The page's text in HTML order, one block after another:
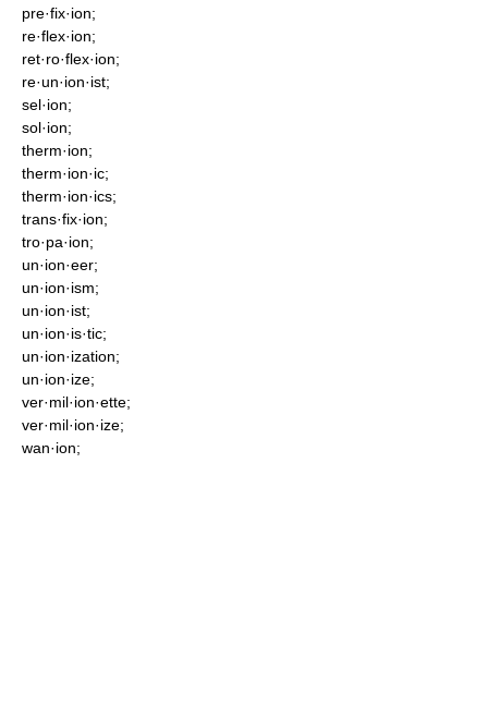
pre·fix·ion;
re·flex·ion;
ret·ro·flex·ion;
re·un·ion·ist;
sel·ion;
sol·ion;
therm·ion;
therm·ion·ic;
therm·ion·ics;
trans·fix·ion;
tro·pa·ion;
un·ion·eer;
un·ion·ism;
un·ion·ist;
un·ion·is·tic;
un·ion·ization;
un·ion·ize;
ver·mil·ion·ette;
ver·mil·ion·ize;
wan·ion;